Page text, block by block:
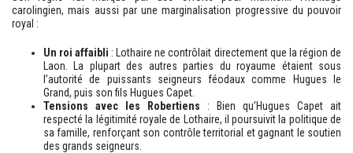
carolingien, mais aussi par une marginalisation progressive du pouvoir
royal :
Un roi affaibli : Lothaire ne contrôlait directement que la région de
Laon. La plupart des autres parties du royaume étaient sous
l’autorité de puissants seigneurs féodaux comme Hugues le
Grand, puis son fils Hugues Capet.
Tensions avec les Robertiens : Bien qu’Hugues Capet ait
respecté la légitimité royale de Lothaire, il poursuivit la politique de
sa famille, renforçant son contrôle territorial et gagnant le soutien
des grands seigneurs.